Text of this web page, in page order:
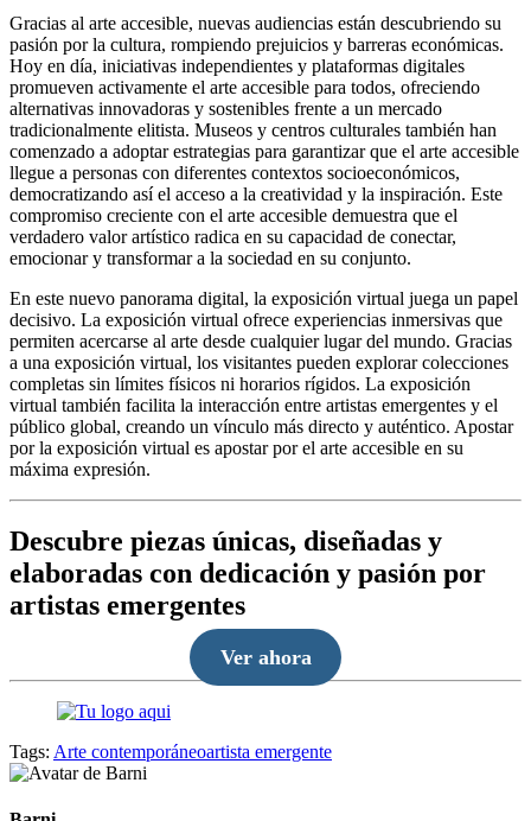
Gracias al arte accesible, nuevas audiencias están descubriendo su
pasión por la cultura, rompiendo prejuicios y barreras económicas.
Hoy en día, iniciativas independientes y plataformas digitales
promueven activamente el arte accesible para todos, ofreciendo
alternativas innovadoras y sostenibles frente a un mercado
tradicionalmente elitista. Museos y centros culturales también han
comenzado a adoptar estrategias para garantizar que el arte accesible
llegue a personas con diferentes contextos socioeconómicos,
democratizando así el acceso a la creatividad y la inspiración. Este
compromiso creciente con el arte accesible demuestra que el
verdadero valor artístico radica en su capacidad de conectar,
emocionar y transformar a la sociedad en su conjunto.
En este nuevo panorama digital, la exposición virtual juega un papel
decisivo. La exposición virtual ofrece experiencias inmersivas que
permiten acercarse al arte desde cualquier lugar del mundo. Gracias
a una exposición virtual, los visitantes pueden explorar colecciones
completas sin límites físicos ni horarios rígidos. La exposición
virtual también facilita la interacción entre artistas emergentes y el
público global, creando un vínculo más directo y auténtico. Apostar
por la exposición virtual es apostar por el arte accesible en su
máxima expresión.
Descubre piezas únicas, diseñadas y
elaboradas con dedicación y pasión por
artistas emergentes
Ver ahora
Tags: Arte contemporáneoartista emergente